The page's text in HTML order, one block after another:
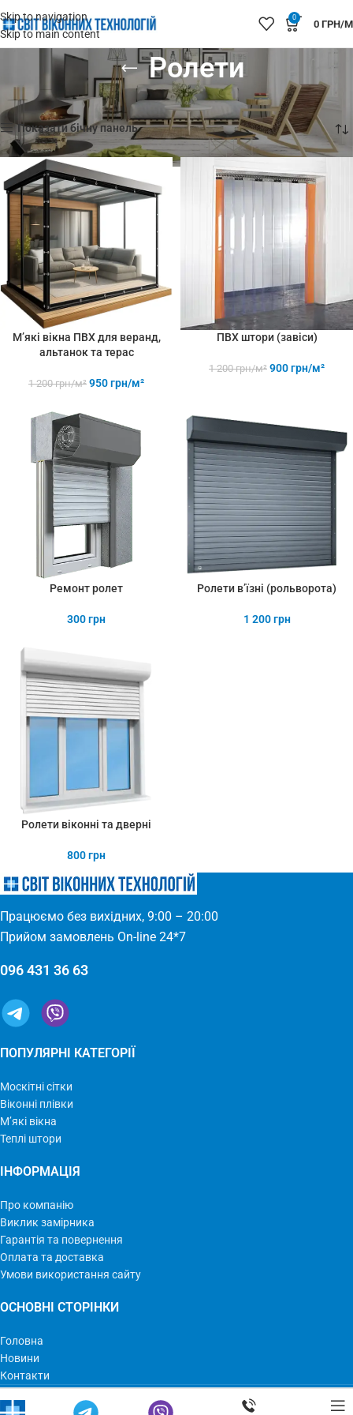
Skip to navigation
Skip to main content
0
0 ГРН/
Ролети
Головна Ролети Відображаються усі з 5 результатів
Показати бічну панель
М’які вікна ПВХ для веранд,
альтанок та терас
1 200грн/м² 950грн/м²
ПВХ штори (завіси)
1 200грн/м² 900грн/м²
Ремонт ролет
300грн
Ролети в’їзні (рольворота)
1 200грн
Ролети віконні та дверні
800грн
Працюємо без вихідних, 9:00 – 20:00
Прийом замовлень On-line 24*7
096 431 36 63
ПОПУЛЯРНІ КАТЕГОРІЇ
Москітні сітки
Віконні плівки
М’які вікна
Теплі штори
ІНФОРМАЦІЯ
Про компанію
Виклик замірника
Гарантія та повернення
Оплата та доставка
Умови використання сайту
ОСНОВНІ СТОРІНКИ
Головна
Новини
Контакти